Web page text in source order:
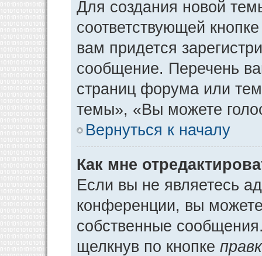
Для создания новой
соответствующей
вам придется
сообщение. Перечень
страниц форума или
темы», «Вы можете
Вернуться к началу
Как мне
Если вы не являетесь
конференции, вы можете
собственные
щелкнув по кнопке